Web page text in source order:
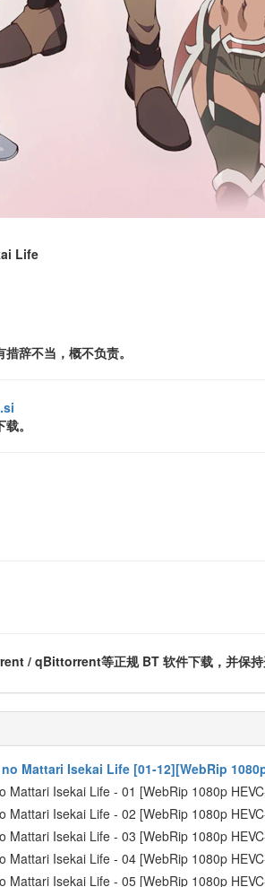
Life
辞不当，概不负责。
。
/ qBittorrent等正规 BT 软件下载，并保
Mattari Isekai Life [01-12][WebRip
Isekai Life - 01 [WebRip 1080p
Isekai Life - 02 [WebRip 1080p
Isekai Life - 03 [WebRip 1080p
Isekai Life - 04 [WebRip 1080p
Isekai Life - 05 [WebRip 1080p